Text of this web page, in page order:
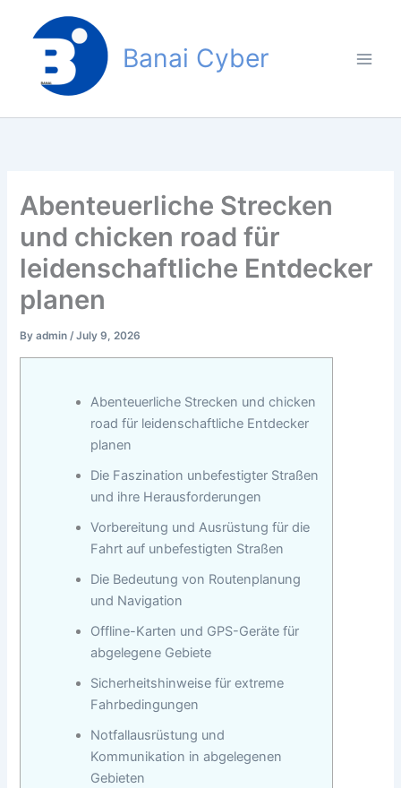
content
Banai Cyber
Abenteuerliche Strecken
und chicken road für
leidenschaftliche Entdecker
planen
Byadmin/July 9, 2026
Abenteuerliche Strecken und chicken
road für leidenschaftliche Entdecker
planen
Die Faszination unbefestigter Straßen
und ihre Herausforderungen
Vorbereitung und Ausrüstung für die
Fahrt auf unbefestigten Straßen
Die Bedeutung von Routenplanung
und Navigation
Offline-Karten und GPS-Geräte für
abgelegene Gebiete
Sicherheitshinweise für extreme
Fahrbedingungen
Notfallausrüstung und
Kommunikation in abgelegenen
Gebieten